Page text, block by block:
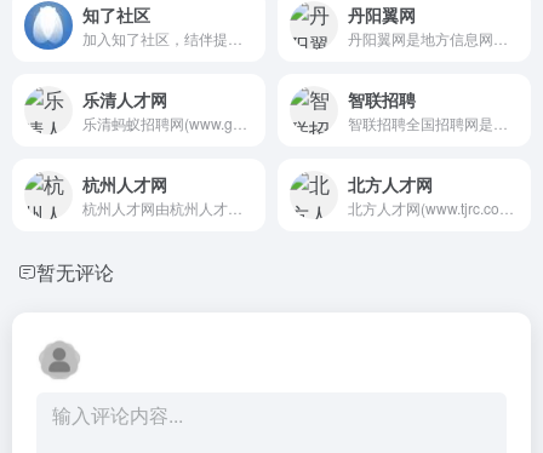
知了社区 丹阳翼网
乐清人才网 智联招聘
杭州人才网 北方人才网
暂无评论